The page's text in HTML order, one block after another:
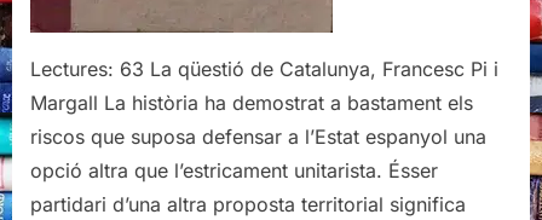
Lectures: 63 La qüestió de Catalunya, Francesc Pi i
Margall La història ha demostrat a bastament els
riscos que suposa defensar a l’Estat espanyol una
opció altra que l’estricament unitarista. Ésser
partidari d’una altra proposta territorial significa